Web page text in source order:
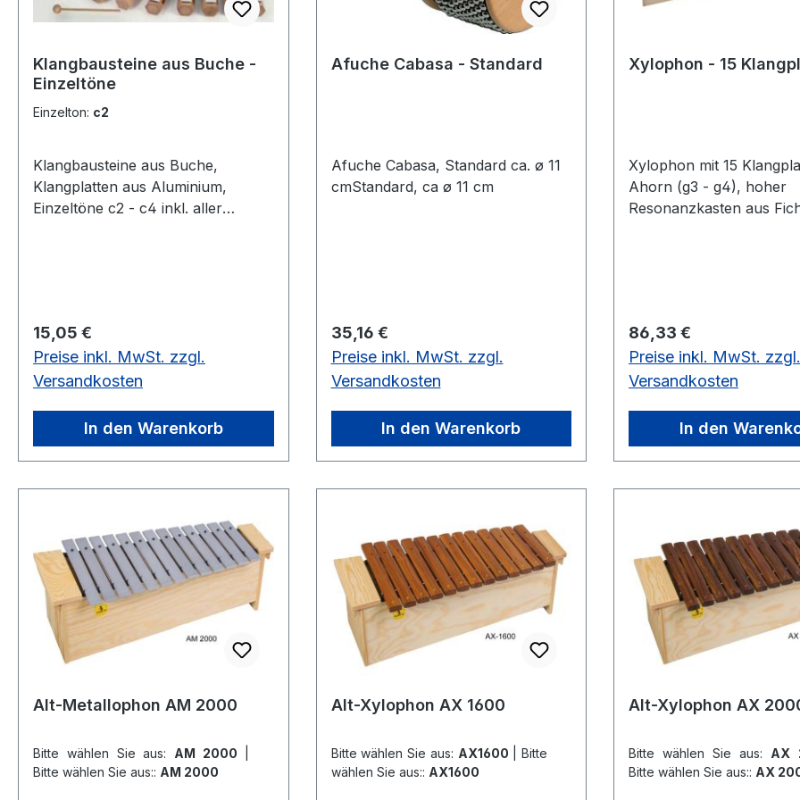
Klangbausteine aus Buche -
Einzeltöne
Einzelton: c2
Klangbausteine aus Buche,
Klangplatten aus Aluminium,
Einzeltöne c2 - c4 inkl. aller
Regulärer Preis:
15,05 €
Preise inkl. MwSt. zzgl.
Versandkosten
In den Warenkorb
Afuche Cabasa - Standard
Afuche Cabasa, Standard ca. ø 11
cmStandard, ca ø 11 cm
Regulärer Preis:
35,16 €
Preise inkl. MwSt. zzgl.
Versandkosten
In den Warenkorb
Xylophon - 15
Xylophon mit 15
Ahorn (g3 - g4), hoher
Resonanzkasten aus
Regulärer Preis:
86,33 €
Preise inkl. MwSt. zzgl.
Versandkosten
In den
Alt-Metallophon AM 2000
Bitte wählen Sie aus: AM 2000
Bitte wählen Sie aus:: AM 2000
Alt-Xylophon AX 1600
Bitte wählen Sie aus: AX1600
wählen Sie aus:: AX1600
Alt-Xylophon AX
Bitte wählen Sie aus: AX
Bitte wählen Sie aus:: AX